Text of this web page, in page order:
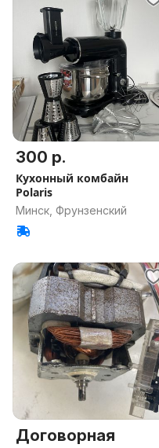
300 р.
Кухонный комбайн
Polaris
Минск, Фрунзенский
Договорная